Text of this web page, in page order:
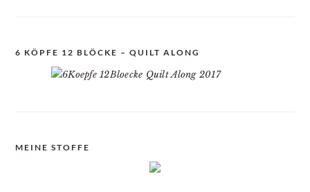
6 KÖPFE 12 BLÖCKE – QUILT ALONG
MEINE STOFFE